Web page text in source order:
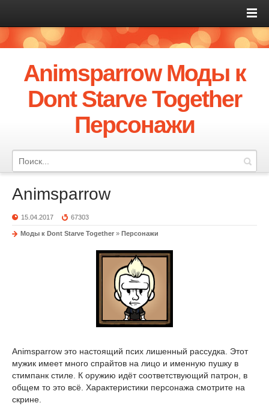
Animsparrow Моды к
Dont Starve Together
Персонажи
Animsparrow
15.04.2017 67303
Моды к Dont Starve Together » Персонажи
Animsparrow это настоящий псих лишенный рассудка. Этот
мужик имеет много спрайтов на лицо и именную пушку в
стимпанк стиле. К оружию идёт соответствующий патрон, в
общем то это всё. Характеристики персонажа смотрите на
скрине.